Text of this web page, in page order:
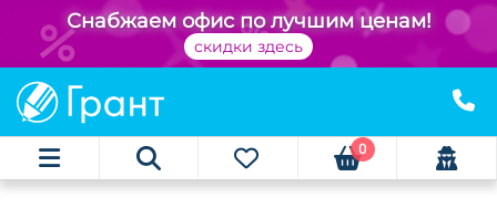
Снабжаем офис по лучшим ценам!
скидки здесь
0